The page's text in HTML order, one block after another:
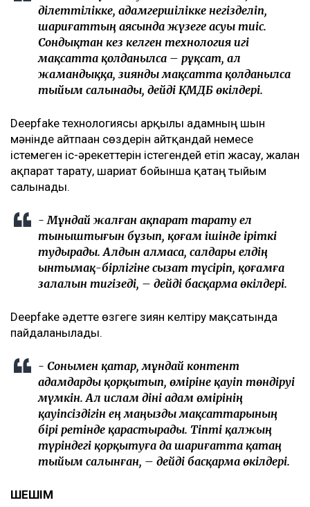
әділеттілікке, адамгершілікке негізделіп,
шариғаттың аясында жүзеге асуы тиіс.
Сондықтан кез келген технология игі
мақсатта қолданылса – рұқсат, ал
жамандыққа, зиянды мақсатта қолданылса
тыйым салынады, дейді ҚМДБ өкілдері.
Deepfake технологиясы арқылы адамның шын
мәнінде айтпаған сөздерін айтқандай немесе
істемеген іс-әрекеттерін істегендей етіп жасау, жалған
ақпарат тарату, шариғат бойынша қатаң тыйым
салынады.
- Мұндай жалған ақпарат тарату ел
тыныштығын бұзып, қоғам ішінде іріткі
тудырады. Алдын алмаса, салдары елдің
ынтымақ-бірлігіне сызат түсіріп, қоғамға
залалын тигізеді, – дейді басқарма өкілдері.
Deepfake әдетте өзгеге зиян келтіру мақсатында
пайдаланылады.
- Сонымен қатар, мұндай контент
адамдарды қорқытып, өміріне қауіп төндіруі
мүмкін. Ал ислам діні адам өмірінің
қауіпсіздігін ең маңызды мақсаттарының
бірі ретінде қарастырады. Тіпті қалжың
түріндегі қорқытуға да шариғатта қатаң
тыйым салынған, – дейді басқарма өкілдері.
ШЕШІМ